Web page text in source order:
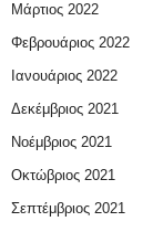
Μάρτιος 2022
Φεβρουάριος 2022
Ιανουάριος 2022
Δεκέμβριος 2021
Νοέμβριος 2021
Οκτώβριος 2021
Σεπτέμβριος 2021